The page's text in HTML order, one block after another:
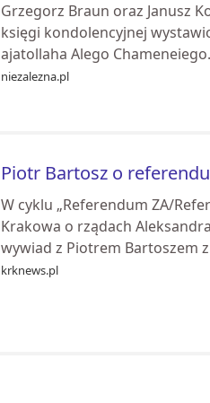
Grzegorz Braun oraz Janusz
księgi kondolencyjnej
ajatollaha Alego
niezalezna.pl
Piotr Bartosz o
W cyklu „Referendum ZA/
Krakowa o rządach
wywiad z Piotrem Bartoszem
krknews.pl